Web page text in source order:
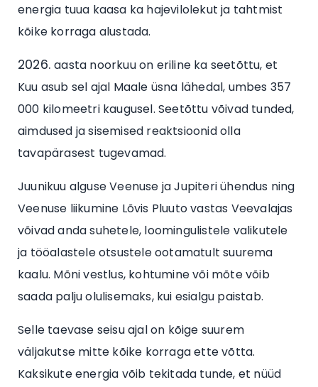
energia tuua kaasa ka hajevilolekut ja tahtmist
kõike korraga alustada.
aasta noorkuu on eriline ka seetõttu, et
Kuu asub sel ajal Maale üsna lähedal, umbes 357
000 kilomeetri kaugusel. Seetõttu võivad tunded,
aimdused ja sisemised reaktsioonid olla
tavapärasest tugevamad.
Juunikuu alguse Veenuse ja Jupiteri ühendus ning
Veenuse liikumine Lõvis Pluuto vastas Veevalajas
võivad anda suhetele, loomingulistele valikutele
ja tööalastele otsustele ootamatult suurema
kaalu. Mõni vestlus, kohtumine või mõte võib
saada palju olulisemaks, kui esialgu paistab.
Selle taevase seisu ajal on kõige suurem
väljakutse mitte kõike korraga ette võtta.
Kaksikute energia võib tekitada tunde, et nüüd